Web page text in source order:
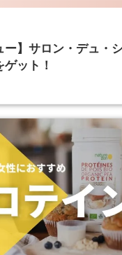
ー】サロン・デュ・
ット！